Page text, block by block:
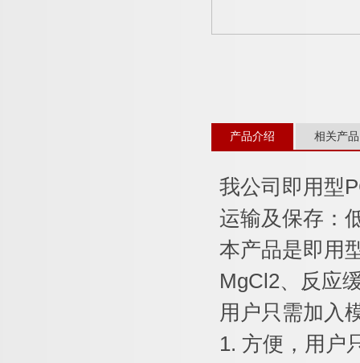
产品介绍 相关产品
我公司即用型
运输及保存：
本产品是即用
MgCl2、反应
用户只需加入
1. 方便，用户